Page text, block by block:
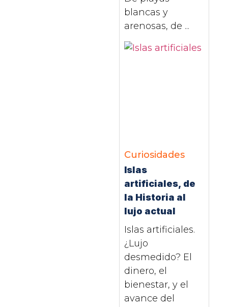
blancas y
arenosas, de ...
Curiosidades
Islas
artificiales, de
la Historia al
lujo actual
Islas artificiales.
¿Lujo
desmedido? El
dinero, el
bienestar, y el
avance del